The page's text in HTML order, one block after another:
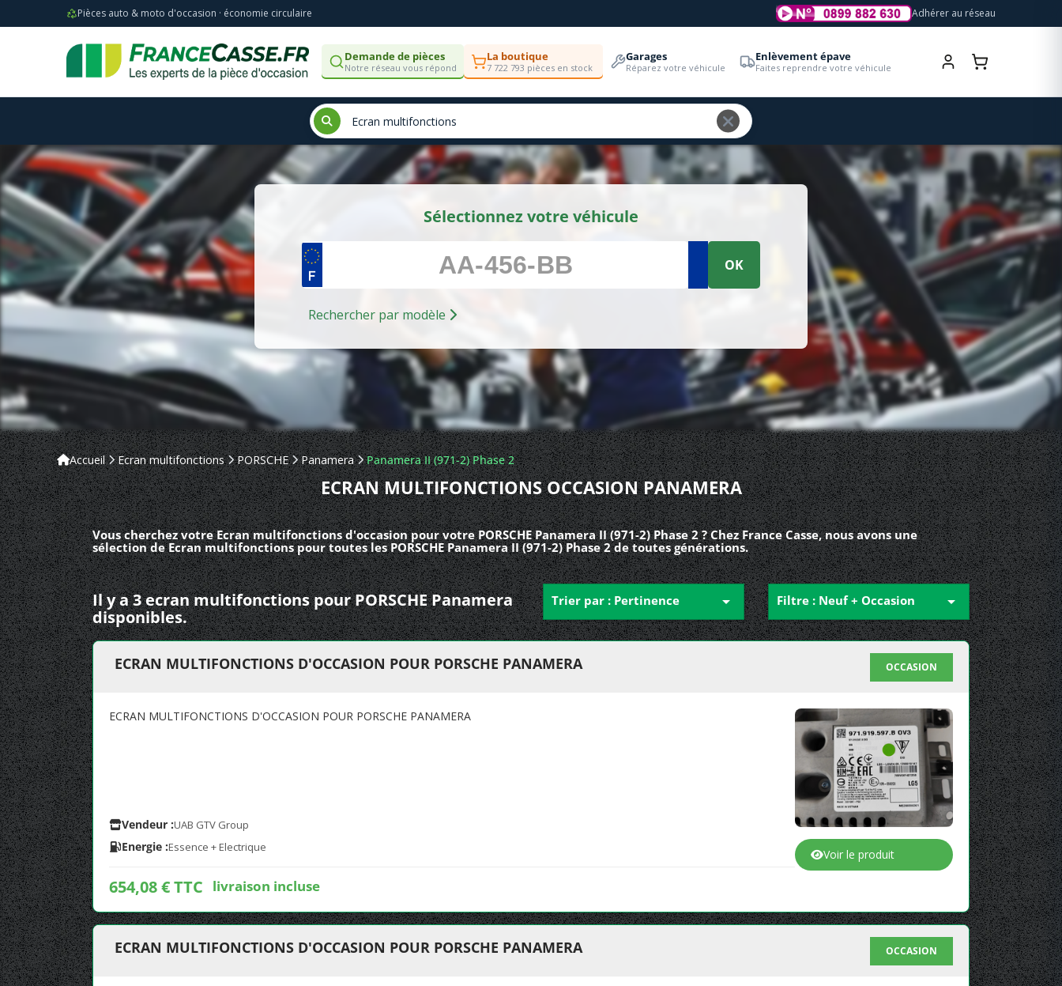
Pièces auto & moto d'occasion · économie circulaire Adhérer au réseau
Demande de pièces
Notre réseau vous répond
La boutique
7 722 793 pièces en stock
Garages
Réparez votre véhicule
Enlèvement épave
Faites reprendre votre véhicule
Sélectionnez votre véhicule
OK
Rechercher par modèle
Accueil Ecran multifonctions PORSCHE Panamera Panamera II (971-2) Phase 2
ECRAN MULTIFONCTIONS OCCASION PANAMERA
Vous cherchez votre Ecran multifonctions d'occasion pour votre PORSCHE Panamera II (971-2) Phase 2 ? Chez France Casse, nous avons une
sélection de Ecran multifonctions pour toutes les PORSCHE Panamera II (971-2) Phase 2 de toutes générations.
Il y a 3 ecran multifonctions pour PORSCHE Panamera
disponibles.
Trier par : Pertinence  Filtre : Neuf + Occasion 
ECRAN MULTIFONCTIONS D'OCCASION POUR PORSCHE PANAMERA OCCASION
ECRAN MULTIFONCTIONS D'OCCASION POUR PORSCHE PANAMERA
Vendeur :UAB GTV Group
Energie :Essence + Electrique
654,08 € TTC livraison incluse
Voir le produit
ECRAN MULTIFONCTIONS D'OCCASION POUR PORSCHE PANAMERA OCCASION